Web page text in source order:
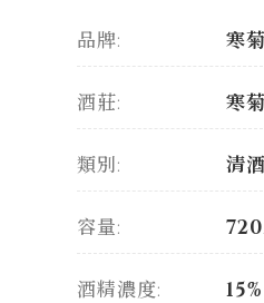
品牌: 寒
酒莊: 寒
類別: 清
容量:
酒精濃度: 15%